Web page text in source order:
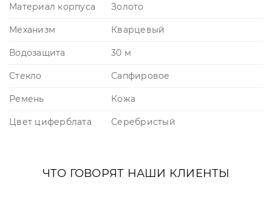
Материал корпуса Золото
Механизм Кварцевый
Водозащита 30 м
Стекло Сапфировое
Ремень Кожа
Цвет циферблата Серебристый
ЧТО ГОВОРЯТ НАШИ КЛИЕНТЫ